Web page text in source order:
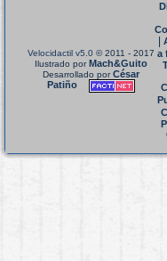
Velocidactil v5.0 © 2011 - 2017
Ilustrado porMach&Guito
Desarrollado porCésar
Patiño
a